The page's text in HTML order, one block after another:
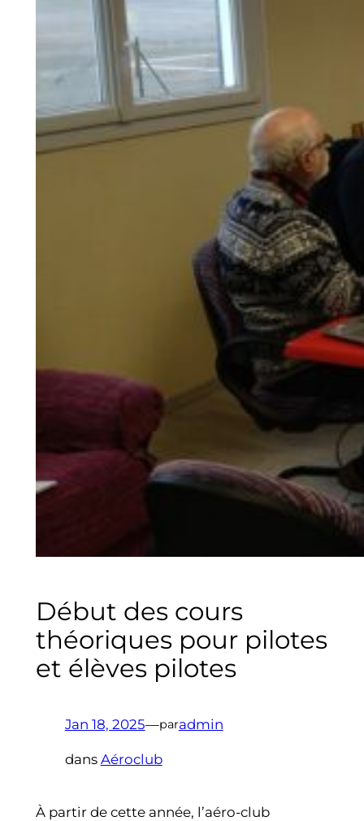
Début des cours
théoriques pour pilotes
et élèves pilotes
Jan 18, 2025—paradmin
dans Aéroclub
À partir de cette année, l’aéro-club